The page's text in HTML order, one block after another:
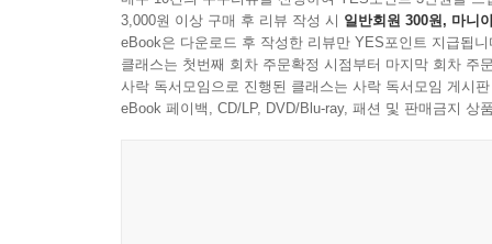
3,000원 이상 구매 후 리뷰 작성 시 일반회원 300원, 마니
eBook은 다운로드 후 작성한 리뷰만 YES포인트 지급됩니
클래스는 첫번째 회차 주문확정 시점부터 마지막 회차 주
사락 독서모임으로 진행된 클래스는 사락 독서모임 게시
eBook 페이백, CD/LP, DVD/Blu-ray, 패션 및 판매금지 상